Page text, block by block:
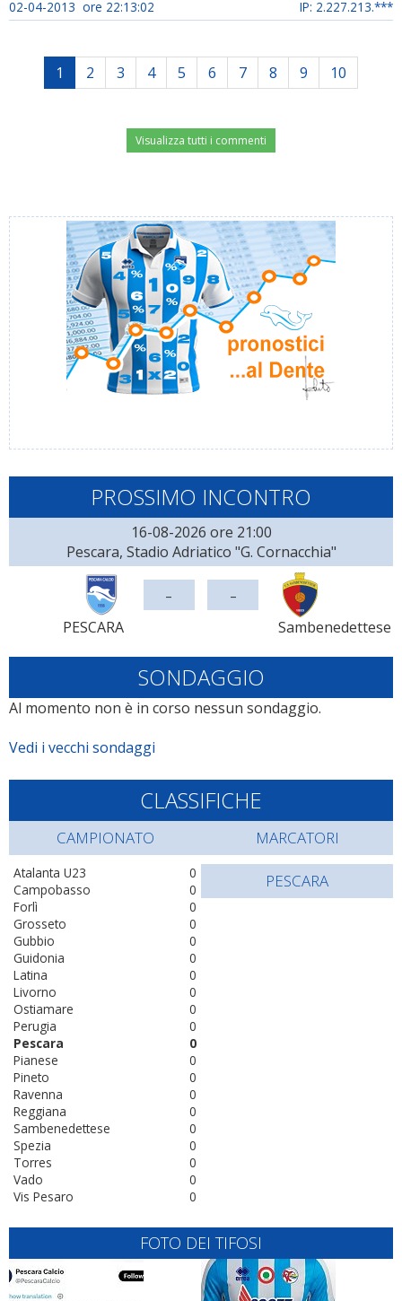
02-04-2013 ore 22:13:02 IP: 2.227.213.***
1 2 3 4 5 6 7 8 9 10
Visualizza tutti i commenti
PROSSIMO INCONTRO
16-08-2026 ore 21:00
Pescara, Stadio Adriatico "G. Cornacchia"
PESCARA
- -
Sambenedettese
SONDAGGIO
Al momento non è in corso nessun sondaggio.
Vedi i vecchi sondaggi
CLASSIFICHE
CAMPIONATO
0
Atalanta U23
0
Campobasso
0
Forlì
0
Grosseto
0
Gubbio
0
Guidonia
0
Latina
0
Livorno
0
Ostiamare
0
Perugia
0
Pescara
0
Pianese
0
Pineto
0
Ravenna
0
Reggiana
0
Sambenedettese
0
Spezia
0
Torres
0
Vado
0
Vis Pesaro
MARCATORI
PESCARA
FOTO DEI TIFOSI